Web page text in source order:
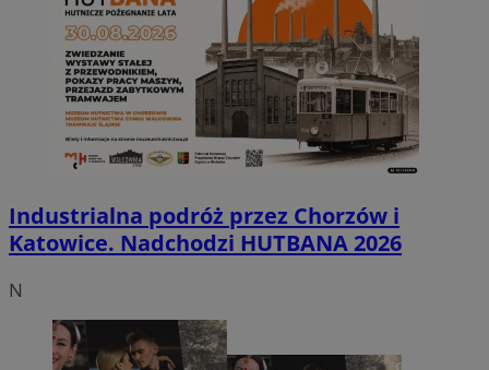
Industrialna podróż przez Chorzów i
Katowice. Nadchodzi HUTBANA 2026
N